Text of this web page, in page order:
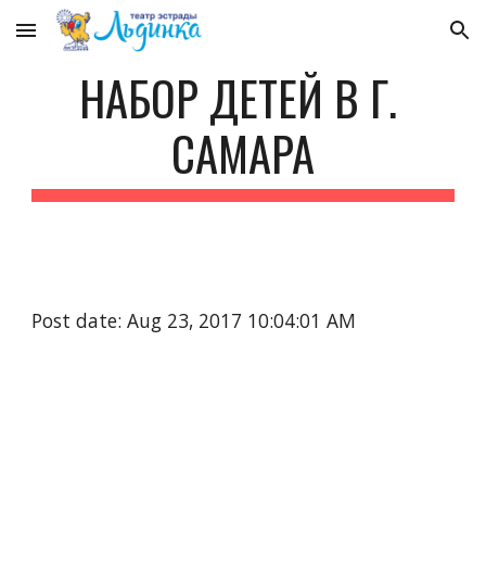
Skip to main content Skip to navigation
НАБОР ДЕТЕЙ В Г.
САМАРА
Post date: Aug 23, 2017 10:04:01 AM